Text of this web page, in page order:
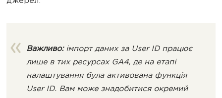
Важливо: імпорт даних за User ID працює
лише в тих ресурсах GA4, де на етапі
налаштування була активована функція
User ID. Вам може знадобитися окремий